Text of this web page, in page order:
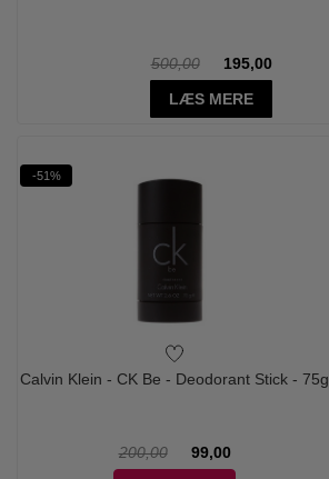
500,00
195,00
LÆS MERE
-51%
Calvin Klein - CK Be - Deodorant Stick - 75g
200,00
99,00